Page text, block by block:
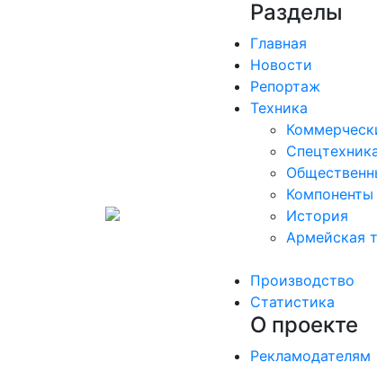
Разделы
Главная
Новости
Репортаж
Техника
Компоненты
История
Армейская
Производство
Статистика
О проекте
Рекламодателям